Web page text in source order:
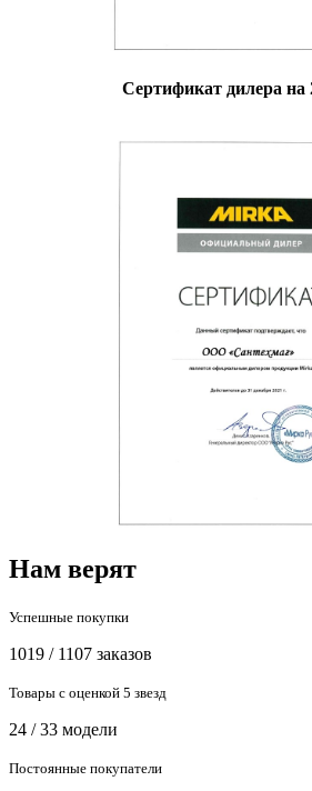
Сертификат дилера на
Нам верят
Успешные покупки
1019 / 1107 заказов
Товары с оценкой 5 звезд
24 / 33 модели
Постоянные покупатели